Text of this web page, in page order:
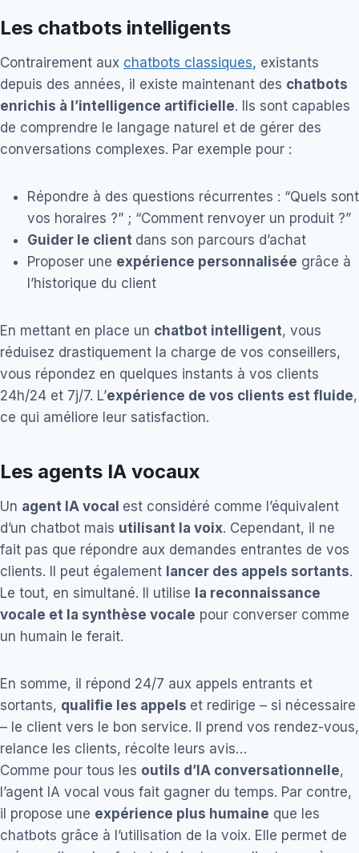
Les chatbots intelligents
Contrairement aux chatbots classiques, existants
depuis des années, il existe maintenant des chatbots
enrichis à l’intelligence artificielle. Ils sont capables
de comprendre le langage naturel et de gérer des
conversations complexes. Par exemple pour :
Répondre à des questions récurrentes : “Quels sont
vos horaires ?” ; “Comment renvoyer un produit ?”
Guider le client dans son parcours d’achat
Proposer une expérience personnalisée grâce à
l’historique du client
En mettant en place un chatbot intelligent, vous
réduisez drastiquement la charge de vos conseillers,
vous répondez en quelques instants à vos clients
24h/24 et 7j/7. L’expérience de vos clients est fluide,
ce qui améliore leur satisfaction.
Les agents IA vocaux
Un agent IA vocal est considéré comme l’équivalent
d’un chatbot mais utilisant la voix. Cependant, il ne
fait pas que répondre aux demandes entrantes de vos
clients. Il peut également lancer des appels sortants.
Le tout, en simultané. Il utilise la reconnaissance
vocale et la synthèse vocale pour converser comme
un humain le ferait.
En somme, il répond 24/7 aux appels entrants et
sortants, qualifie les appels et redirige – si nécessaire
– le client vers le bon service. Il prend vos rendez-vous,
relance les clients, récolte leurs avis…
Comme pour tous les outils d’IA conversationnelle,
l’agent IA vocal vous fait gagner du temps. Par contre,
il propose une expérience plus humaine que les
chatbots grâce à l’utilisation de la voix. Elle permet de